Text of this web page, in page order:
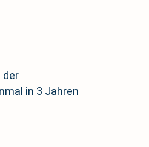
der
in 3 Jahren